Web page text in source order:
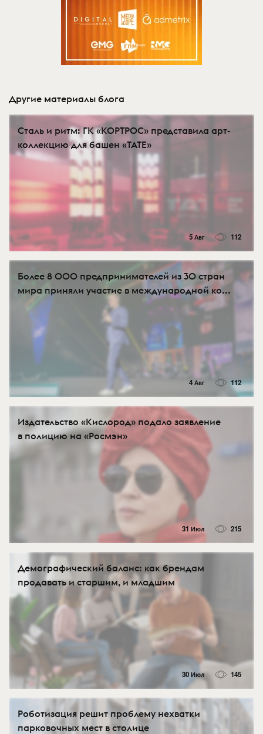
Другие материалы блога
Сталь и ритм: ГК «КОРТРОС» представила арт-
коллекцию для башен «TATE»
5 Авг 112
Более 8 000 предпринимателей из 30 стран
мира приняли участие в международной ко...
4 Авг 112
Издательство «Кислород» подало заявление
в полицию на «Росмэн»
31 Июл 215
Демографический баланс: как брендам
продавать и старшим, и младшим
30 Июл 145
Роботизация решит проблему нехватки
парковочных мест в столице